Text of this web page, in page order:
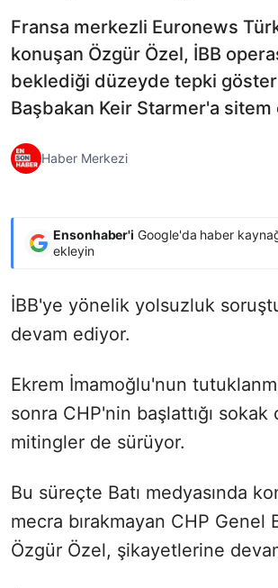
Fransa merkezli Euronews
konuşan Özgür Özel, İBB
beklediği düzeyde tepki
Başbakan Keir Starmer'a sitem
Haber Merkezi
Ensonhaber'i Google'da haber
ekleyin
İBB'ye yönelik yolsuzluk
devam ediyor.
Ekrem İmamoğlu'nun
sonra CHP'nin başlattığı sokak
mitingler de sürüyor.
Bu süreçte Batı medyasında
mecra bırakmayan CHP Genel
Özgür Özel, şikayetlerine